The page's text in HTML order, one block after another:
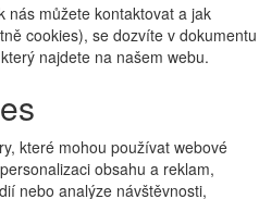
nás můžete kontaktovat a jak
cookies), se dozvíte v dokumentu
najdete na našem webu.
které mohou používat webové
obsahu a reklam,
nebo analýze návštěvnosti,